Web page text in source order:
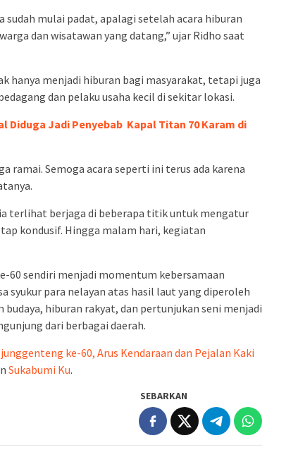
sudah mulai padat, apalagi setelah acara hiburan
dan wisatawan yang datang,” ujar Ridho saat
hanya menjadi hiburan bagi masyarakat, tetapi juga
dan pelaku usaha kecil di sekitar lokasi.
Diduga Jadi Penyebab Kapal Titan 70 Karam di
ramai. Semoga acara seperti ini terus ada karena
terlihat berjaga di beberapa titik untuk mengatur
kondusif. Hingga malam hari, kegiatan
60 sendiri menjadi momentum kebersamaan
syukur para nelayan atas hasil laut yang diperoleh
hiburan rakyat, dan pertunjukan seni menjadi
dari berbagai daerah.
ke-60, Arus Kendaraan dan Pejalan Kaki
Sukabumi Ku.
SEBARKAN